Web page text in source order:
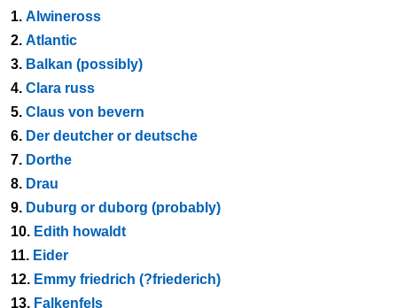
1. Alwineross
2. Atlantic
3. Balkan (possibly)
4. Clara russ
5. Claus von bevern
6. Der deutcher or deutsche
7. Dorthe
8. Drau
9. Duburg or duborg (probably)
10. Edith howaldt
11. Eider
12. Emmy friedrich (?friederich)
13. Falkenfels